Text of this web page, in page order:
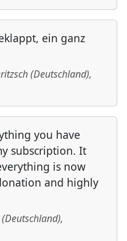
ein ganz
(Deutschland),
you have
subscription. It
is now
and highly
(Deutschland),